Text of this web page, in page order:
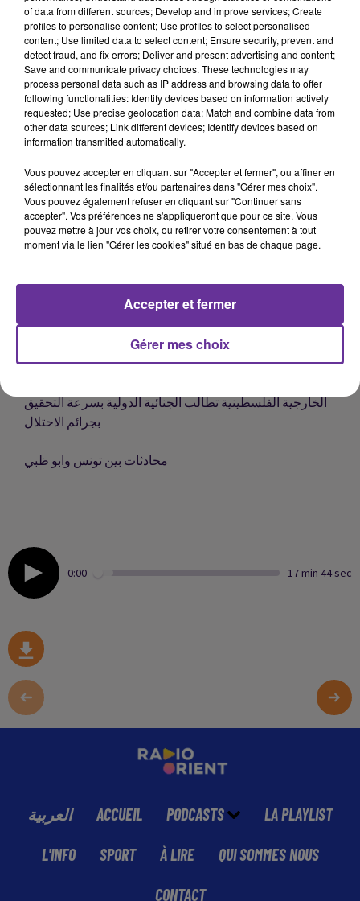
مواضيع المسائية
الرئيس الاوكراني يدعو الشعب الروسي للتظاهر ضد التدخل
العسكري لبلادهم في اوكرانيا
اميركا في صفقة مع بولندا لارسال طائرات حربية لاوكرانيا
اكثر من مليون ونصف المليون لاجىء اوكراني في عشرة ايام
الى خمس دول اوروبية
روسيا تلتف على العقوبات المالية الغربية عليها وتتجه نحو
تونس تطلق سلسلة احكام قضائية في احداث بنقردان عام
٢٠١٦ الارهابية
وزير الخارجية الجزائري في زيارة للاردن
الخارجية الفلسطينية تطالب الجنائية الدولية بسرعة التحقيق
محادثات بين تونس وابو ظبي
0:00 17 min 44 sec
العربية ACCUEIL PODCASTS LA PLAYLIST
L'INFO SPORT À LIRE QUI SOMMES NOUS
CONTACT
of data from different sources; Develop and improve services; Create
profiles to personalise content; Use profiles to select personalised
content; Use limited data to select content; Ensure security, prevent and
detect fraud, and fix errors; Deliver and present advertising and content;
Save and communicate privacy choices. These technologies may
process personal data such as IP address and browsing data to offer
following functionalities: Identify devices based on information actively
requested; Use precise geolocation data; Match and combine data from
other data sources; Link different devices; Identify devices based on
information transmitted automatically.
Vous pouvez accepter en cliquant sur "Accepter et fermer", ou affiner en
sélectionnant les finalités et/ou partenaires dans "Gérer mes choix".
Vous pouvez également refuser en cliquant sur "Continuer sans
accepter". Vos préférences ne s'appliqueront que pour ce site. Vous
pouvez mettre à jour vos choix, ou retirer votre consentement à tout
moment via le lien "Gérer les cookies" situé en bas de chaque page.
Gérer mes choix
Accepter et fermer